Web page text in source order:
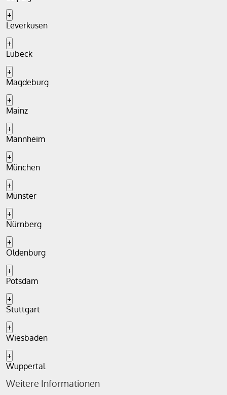
+
Leverkusen
+
Lübeck
+
Magdeburg
+
Mainz
+
Mannheim
+
München
+
Münster
+
Nürnberg
+
Oldenburg
+
Potsdam
+
Stuttgart
+
Wiesbaden
+
Wuppertal
Weitere Informationen